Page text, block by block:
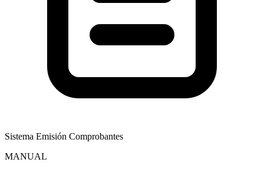
Sistema Emisión Comprobantes
MANUAL